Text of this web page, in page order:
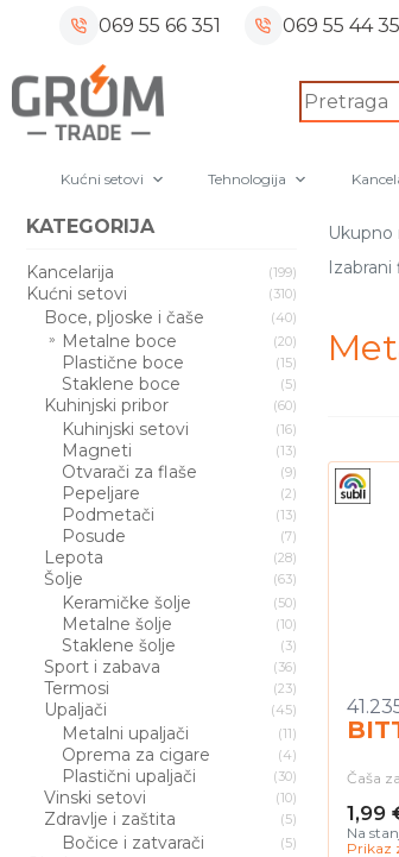
069 55 66 351 069 55 44
No
results
Kućni setovi Tehnologija
Ukupno
Čaša
1,99
Na
Prikaz
KATEGORIJA
Kancelarija (199)
Kućni setovi (310)
Boce, pljoske i čaše (40)
Metalne boce (20)
Plastične boce (15)
Staklene boce (5)
Kuhinjski pribor (60)
Kuhinjski setovi (16)
Magneti (13)
Otvarači za flaše (9)
Pepeljare (2)
Podmetači (13)
Posude (7)
Lepota (28)
Šolje (63)
Keramičke šolje (50)
Metalne šolje (10)
Staklene šolje (3)
Sport i zabava (36)
Termosi (23)
Upaljači (45)
Metalni upaljači (11)
Oprema za cigare (4)
Plastični upaljači (30)
Vinski setovi (10)
Zdravlje i zaštita (5)
Bočice i zatvarači (5)